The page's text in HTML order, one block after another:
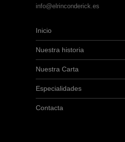
info@elrinconderick.es
Inicio
Nuestra historia
Nuestra Carta
Especialidades
Contacta